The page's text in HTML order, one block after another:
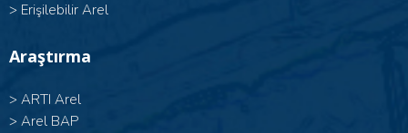
> Erişilebilir Arel
Araştırma
> ARTI Arel
> Arel BAP